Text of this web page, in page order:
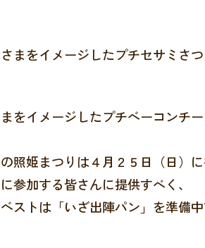
まをイメージしたプチセサミさ
をイメージしたプチベーコンチ
照姫まつりは４月２５日（日）
参加する皆さんに提供すべく、
ストは「いざ出陣パン」を準備